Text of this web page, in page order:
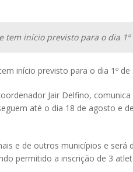
tem início previsto para o dia
início previsto para o dia 1º
Jair Delfino,
até o dia 18 de agosto e
e de outros municípios e será
permitido a inscrição de 3